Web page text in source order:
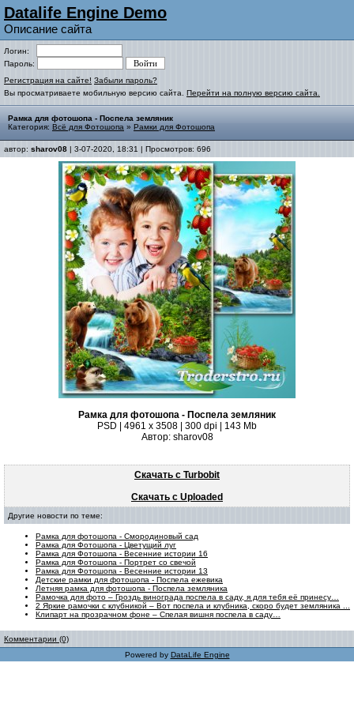
Datalife Engine Demo
Описание сайта
Логин:
Пароль:
Регистрация на сайте! Забыли пароль?
Вы просматриваете мобильную версию сайта. Перейти на полную версию сайта.
Рамка для фотошопа - Поспела земляник
Категория: Всё для Фотошопа » Рамки для Фотошопа
автор: sharov08 | 3-07-2020, 18:31 | Просмотров: 696
Рамка для фотошопа - Поспела земляник
PSD | 4961 х 3508 | 300 dpi | 143 Mb
Автор: sharov08
Скачать с Turbobit
Скачать с Uploaded
Другие новости по теме:
Рамка для фотошопа - Смородиновый сад
Рамка для Фотошопа - Цветущий луг
Рамка для Фотошопа - Весенние истории 16
Рамка для Фотошопа - Портрет со свечой
Рамка для Фотошопа - Весенние истории 13
Детские рамки для фотошопа - Поспела ежевика
Летняя рамка для фотошопа - Поспела земляника
Рамочка для фото – Гроздь винограда поспела в саду, я для тебя её принесу…
2 Яркие рамочки с клубникой – Вот поспела и клубника, скоро будет земляника ...
Клипарт на прозрачном фоне – Спелая вишня поспела в саду…
Комментарии (0)
Powered by DataLife Engine